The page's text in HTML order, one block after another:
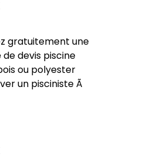
gratuitement une
devis piscine
ou polyester
un pisciniste Ã